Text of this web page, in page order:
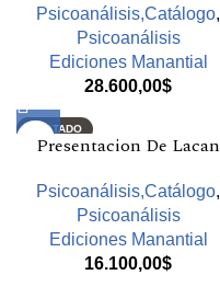
Psicoanálisis,Catálogo,
Psicoanálisis
Ediciones Manantial
28.600,00$
AGOTADO
Presentacion De Lacan
Psicoanálisis,Catálogo,
Psicoanálisis
Ediciones Manantial
16.100,00$